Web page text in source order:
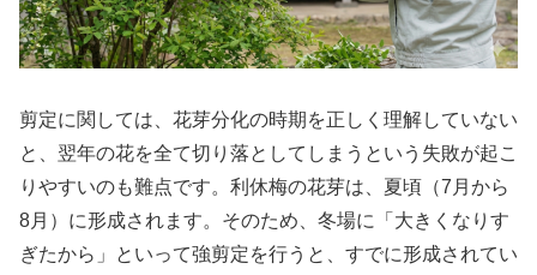
剪定に関しては、花芽分化の時期を正しく理解していない
と、翌年の花を全て切り落としてしまうという失敗が起こ
りやすいのも難点です。利休梅の花芽は、夏頃（7月から
8月）に形成されます。そのため、冬場に「大きくなりす
ぎたから」といって強剪定を行うと、すでに形成されてい